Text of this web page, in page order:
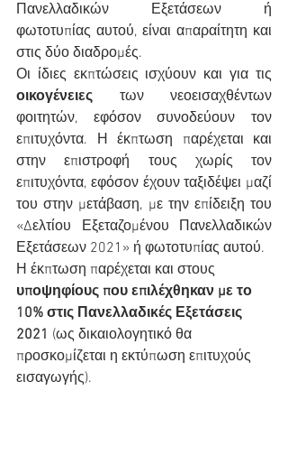
Πανελλαδικών Εξετάσεων ή
φωτοτυπίας αυτού, είναι απαραίτητη και
στις δύο διαδρομές.
οικογένειες των νεοεισαχθέντων
φοιτητών, εφόσον συνοδεύουν τον
επιτυχόντα. Η έκπτωση παρέχεται και
στην επιστροφή τους χωρίς τον
επιτυχόντα, εφόσον έχουν ταξιδέψει μαζί
του στην μετάβαση, με την επίδειξη του
«Δελτίου Εξεταζομένου Πανελλαδικών
Εξετάσεων 2021» ή φωτοτυπίας αυτού.
Η έκπτωση παρέχεται και στους
υποψηφίους που επιλέχθηκαν με το
10% στις Πανελλαδικές Εξετάσεις
2021 (ως δικαιολογητικό θα
προσκομίζεται η εκτύπωση επιτυχούς
εισαγωγής).